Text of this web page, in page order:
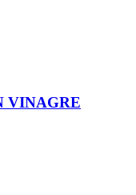
VINAGRE